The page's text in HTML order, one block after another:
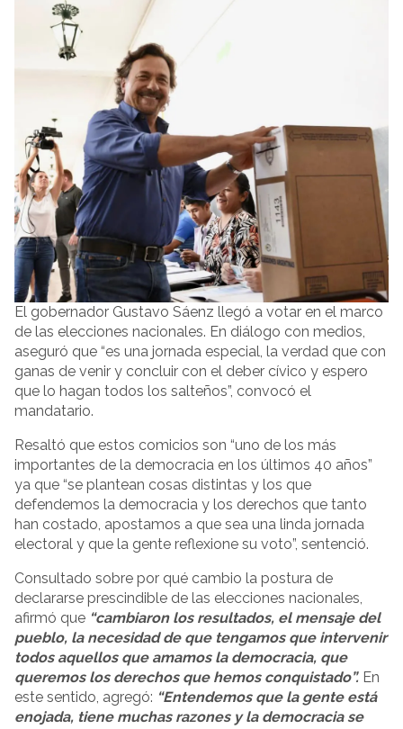
El gobernador Gustavo Sáenz llegó a votar en el marco
de las elecciones nacionales. En diálogo con medios,
aseguró que “es una jornada especial, la verdad que con
ganas de venir y concluir con el deber cívico y espero
que lo hagan todos los salteños”, convocó el
mandatario.
Resaltó que estos comicios son “uno de los más
importantes de la democracia en los últimos 40 años”
ya que “se plantean cosas distintas y los que
defendemos la democracia y los derechos que tanto
han costado, apostamos a que sea una linda jornada
electoral y que la gente reflexione su voto”, sentenció.
Consultado sobre por qué cambio la postura de
declararse prescindible de las elecciones nacionales,
afirmó que “cambiaron los resultados, el mensaje del
pueblo, la necesidad de que tengamos que intervenir
todos aquellos que amamos la democracia, que
queremos los derechos que hemos conquistado”. En
este sentido, agregó: “Entendemos que la gente está
enojada, tiene muchas razones y la democracia se